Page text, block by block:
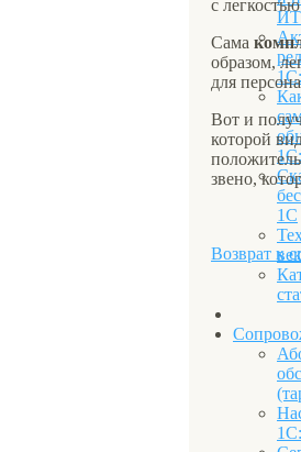
1С
с
Сама
образом,
для
Вот и
которой
звено,
Возврат к